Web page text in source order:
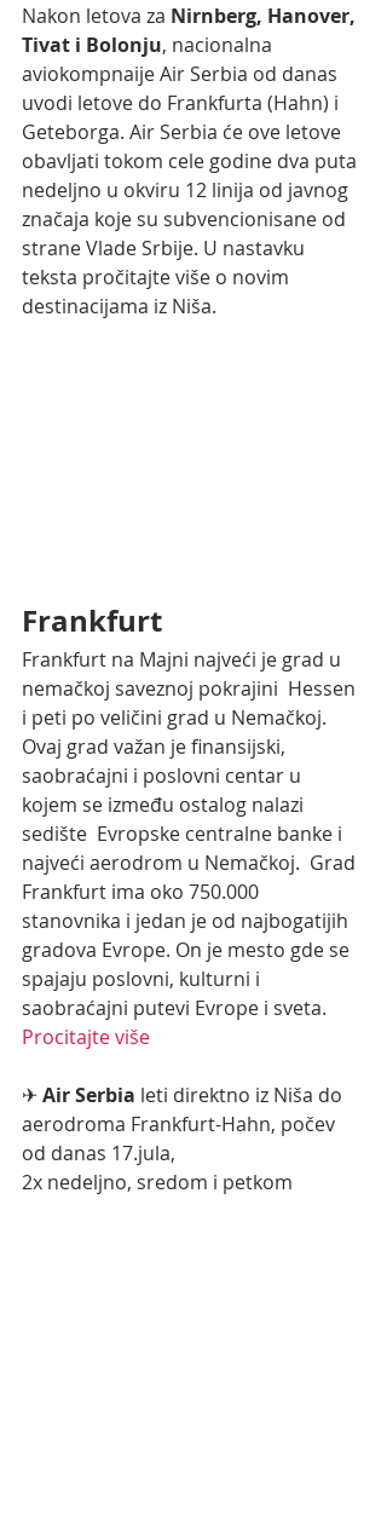
Nakon letova za Nirnberg, Hanover,
Tivat i Bolonju, nacionalna
aviokompnaije Air Serbia od danas
uvodi letove do Frankfurta (Hahn) i
Geteborga. Air Serbia će ove letove
obavljati tokom cele godine dva puta
nedeljno u okviru 12 linija od javnog
značaja koje su subvencionisane od
strane Vlade Srbije. U nastavku
teksta pročitajte više o novim
destinacijama iz Niša.
Frankfurt
Frankfurt na Majni najveći je grad u
nemačkoj saveznoj pokrajini  Hessen
i peti po veličini grad u Nemačkoj.
Ovaj grad važan je finansijski,
saobraćajni i poslovni centar u
kojem se između ostalog nalazi
sedište  Evropske centralne banke i
najveći aerodrom u Nemačkoj.  Grad
Frankfurt ima oko 750.000
stanovnika i jedan je od najbogatijih
gradova Evrope. On je mesto gde se
spajaju poslovni, kulturni i
saobraćajni putevi Evrope i sveta.
Procitajte više
✈ Air Serbia leti direktno iz Niša do
aerodroma Frankfurt-Hahn, počev
od danas 17.jula,
2x nedeljno, sredom i petkom